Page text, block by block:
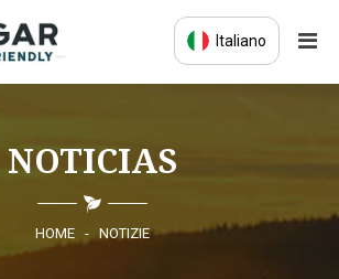
Italiano
NOTICIAS
HOME - NOTIZIE